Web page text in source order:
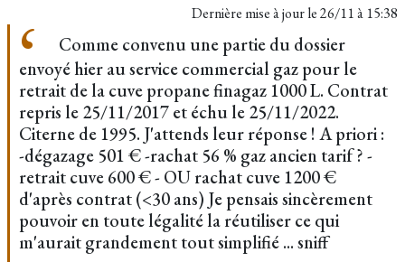
Dernière mise à jour le26/11 à 15:38
Comme convenu une partie du dossier
envoyé hier au service commercial gaz pour le
retrait de la cuve propane finagaz 1000 L. Contrat
repris le 25/11/2017 et échu le 25/11/2022.
Citerne de 1995. J'attends leur réponse ! A priori :
-dégazage 501 € -rachat 56 % gaz ancien tarif ? -
retrait cuve 600 € - OU rachat cuve 1200 €
d'après contrat (<30 ans) Je pensais sincèrement
pouvoir en toute légalité la réutiliser ce qui
m'aurait grandement tout simplifié ... sniff